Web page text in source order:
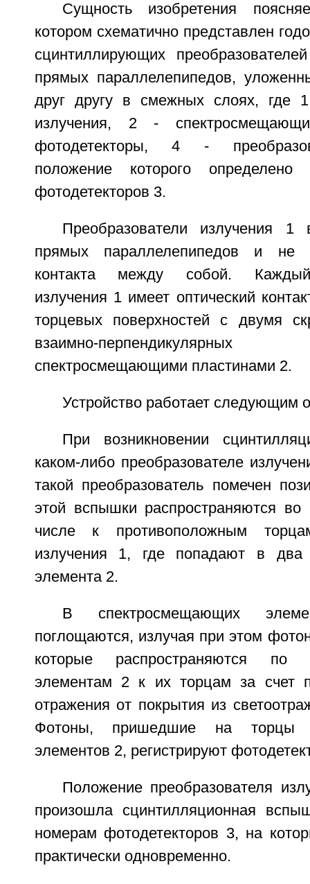
Сущность изобретения
котором схематично представлен
сцинтиллирующих
прямых параллелепипедов,
друг другу в смежных слоях, где
излучения, 2 -
фотодетекторы, 4 -
положение которого определено
фотодетекторов 3.
Преобразователи излучения
прямых параллелепипедов и не
контакта между собой. Каждый
излучения 1 имеет оптический
торцевых поверхностей с двумя
взаимно-
спектросмещающими пластинами 2.
Устройство работает следующим
При возникновении
каком-либо преобразователе
такой преобразователь помечен
этой вспышки распространяются
числе к противоположным
излучения 1, где попадают в два
элемента 2.
В спектросмещающих
поглощаются, излучая при этом
которые распространяются по
элементам 2 к их торцам за счет
отражения от покрытия из
Фотоны, пришедшие на торцы
элементов 2, регистрируют
Положение преобразователя
произошла сцинтилляционная
номерам фотодетекторов 3, на
практически одновременно.